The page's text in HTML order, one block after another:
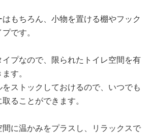
もちろん、小物を置ける棚やフック
です。
プなので、限られたトイレ空間を有
す。
ストックしておけるので、いつでも
ることができます。
に温かみをプラスし、リラックスで